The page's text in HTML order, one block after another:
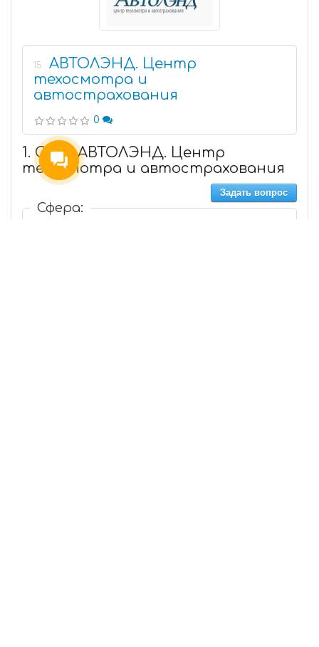
15
АВТОЛЭНД. Центр
техосмотра и
автострахования
0
1. ООО АВТОЛЭНД. Центр
техосмотра и автострахования
Задать вопрос
Сфера: